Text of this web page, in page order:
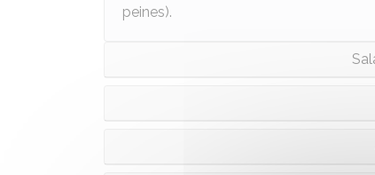
peines).